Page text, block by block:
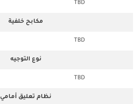
TBD
مكابح خلفية
TBD
نوع التوجيه
TBD
نظام تعليق أمامي